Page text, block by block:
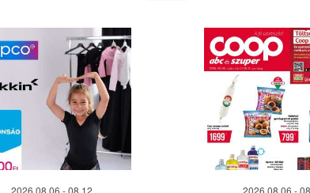
2026.08.06 - 08.12 2026.08.06 -